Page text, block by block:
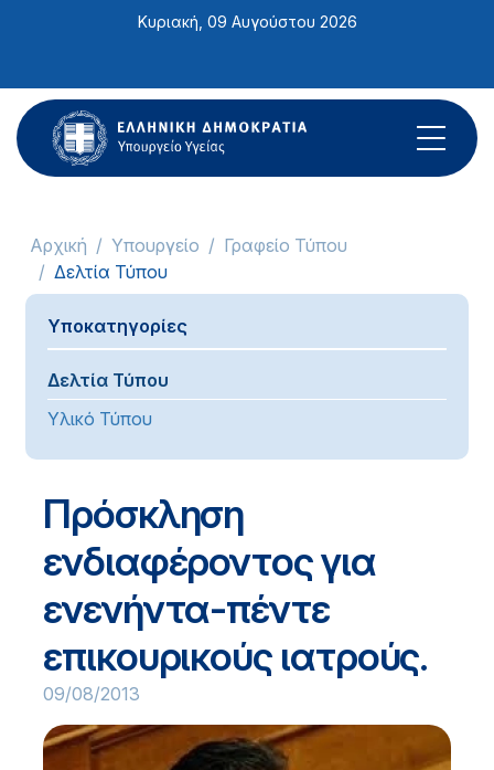
ιστότοπος
περιλαμβάνει
ένα
σύστημα
Κυριακή, 09 Αυγούστου 2026
Αρχική Υπουργείο
Γραφείο Τύπου
Δελτία Τύπου
Υποκατηγορίες
Δελτία Τύπου
Υλικό Τύπου
Πρόσκληση
ενδιαφέροντος για
ενενήντα-πέντε
επικουρικούς ιατρούς.
09/08/2013